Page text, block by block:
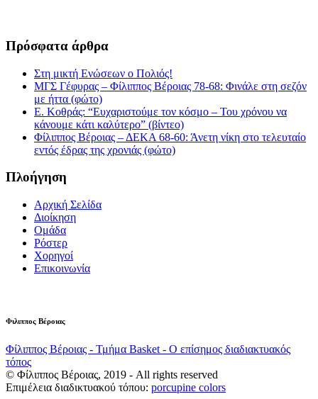
Πρόσφατα άρθρα
Στη μικτή Ενώσεων ο Πολιός!
ΜΓΣ Γέφυρας – Φίλιππος Βέροιας 78-68: Φινάλε στη σεζόν
με ήττα (φώτο)
Ε. Κοθράς: “Ευχαριστούμε τον κόσμο – Του χρόνου να
κάνουμε κάτι καλύτερο” (βίντεο)
Φίλιππος Βέροιας – ΔΕΚΑ 68-60: Άνετη νίκη στο τελευταίο
εντός έδρας της χρονιάς (φώτο)
Πλοήγηση
Αρχική Σελίδα
Διοίκηση
Ομάδα
Ρόστερ
Χορηγοί
Επικοινωνία
Φιλιππος Βέροιας
Φίλιππος Βέροιας - Τμήμα Basket - Ο επίσημος διαδιακτυακός
τόπος
© Φίλιππος Βέροιας, 2019 - All rights reserved
Επιμέλεια διαδικτυακού τόπου: porcupine colors